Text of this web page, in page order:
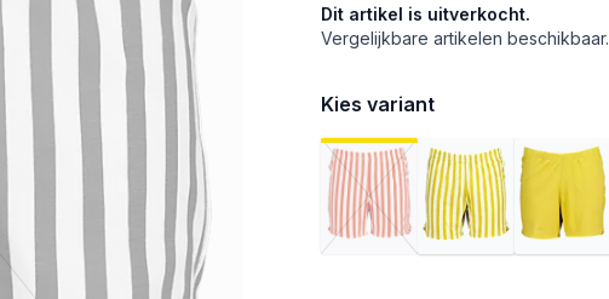
Dit artikel is uitverkocht.
Vergelijkbare artikelen beschikbaar.
Kies variant